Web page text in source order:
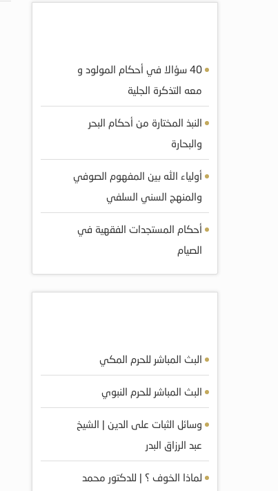
40 سؤالا في أحكام المولود و
معه التذكرة الجلية
النبذ المختارة من أحكام البحر
والبحارة
أولياء الله بين المفهوم الصوفي
والمنهج السني السلفي
أحكام المستجدات الفقهية في
الصيام
البث المباشر للحرم المكي
البث المباشر للحرم النبوي
وسائل الثبات على الدين | الشيخ
عبد الرزاق البدر
لماذا الخوف ؟ | للدكتور محمد